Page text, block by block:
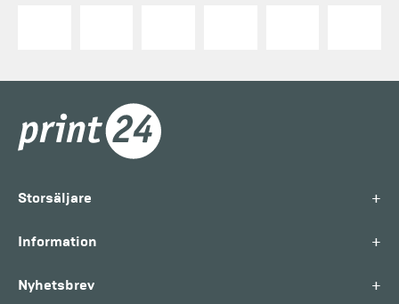
Storsäljare +
Information +
Nyhetsbrev +